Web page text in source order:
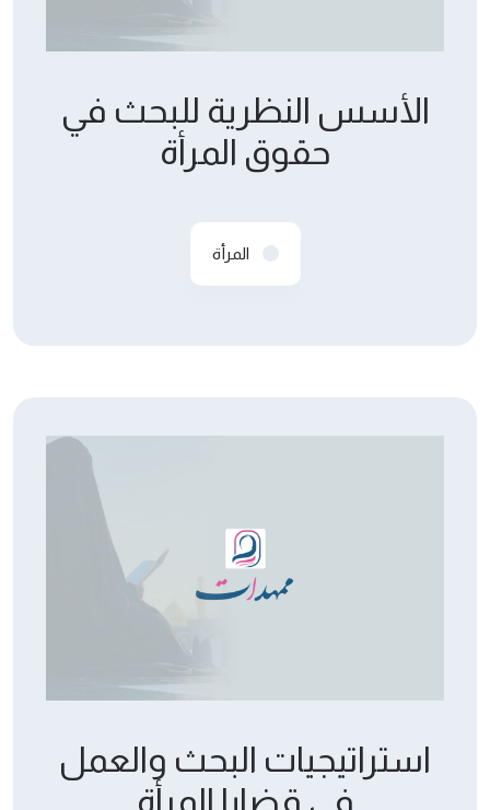
الأسس النظرية للبحث في
حقوق المرأة
المرأة
استراتيجيات البحث والعمل
في قضايا المرأة